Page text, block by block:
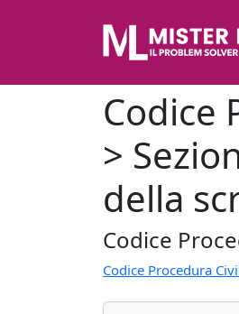
Codice
>
della
Codice
Codice Procedura